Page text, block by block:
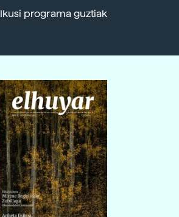
Ikusi programa guztiak